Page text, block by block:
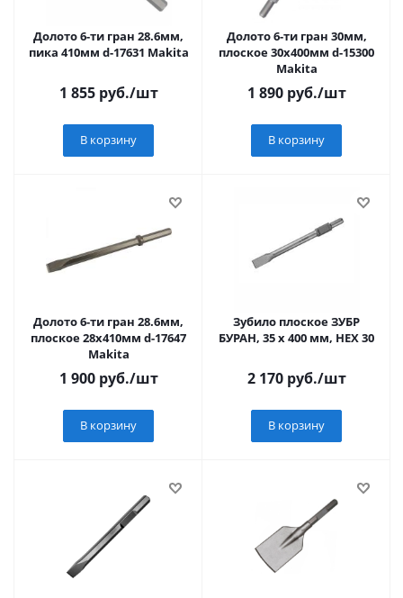
Долото 6-ти гран 28.6мм,
пика 410мм d-17631 Makita
1 855руб./шт
В корзину
Долото 6-ти гран 30мм,
плоское 30х400мм d-15300
Makita
1 890руб./шт
В корзину
Долото 6-ти гран 28.6мм,
плоское 28х410мм d-17647
Makita
1 900руб./шт
В корзину
Зубило плоское ЗУБР
БУРАН, 35 х 400 мм, HEX 30
2 170руб./шт
В корзину